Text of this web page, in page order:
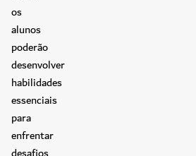
os
alunos
poderão
desenvolver
habilidades
essenciais
para
enfrentar